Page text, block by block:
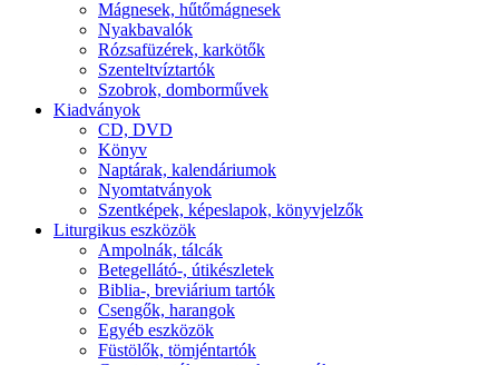
Mágnesek, hűtőmágnesek
Nyakbavalók
Rózsafüzérek, karkötők
Szenteltvíztartók
Szobrok, domborművek
Kiadványok
CD, DVD
Könyv
Naptárak, kalendáriumok
Nyomtatványok
Szentképek, képeslapok, könyvjelzők
Liturgikus eszközök
Ampolnák, tálcák
Betegellátó-, útikészletek
Biblia-, breviárium tartók
Csengők, harangok
Egyéb eszközök
Füstölők, tömjéntartók